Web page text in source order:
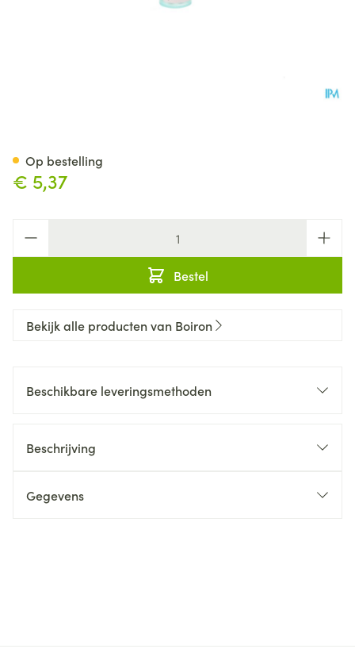
€ 5,37
Bestel
Op bestelling
Bekijk alle producten van Boiron
Beschikbare leveringsmethoden
Beschrijving
Gegevens